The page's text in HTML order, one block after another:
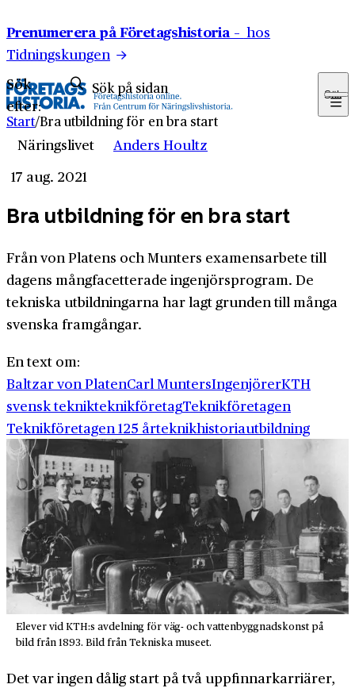
Prenumerera på Företagshistoria – hos
Tidningskungen
Sök
efter:
Sök
Start/Bra utbildning för en bra start
Näringslivet
Anders Houltz
17 aug. 2021
Bra utbildning för en bra start
Från von Platens och Munters examensarbete till
dagens mångfacetterade ingenjörsprogram. De
tekniska utbildningarna har lagt grunden till många
svenska framgångar.
En text om:
Baltzar von PlatenCarl MuntersIngenjörerKTH
svensk teknikteknikföretagTeknikföretagen
Teknikföretagen 125 årteknikhistoriautbildning
Elever vid KTH:s avdelning för väg- och vattenbyggnadskonst på
bild från 1893. Bild från Tekniska museet.
Det var ingen dålig start på två uppfinnarkarriärer,